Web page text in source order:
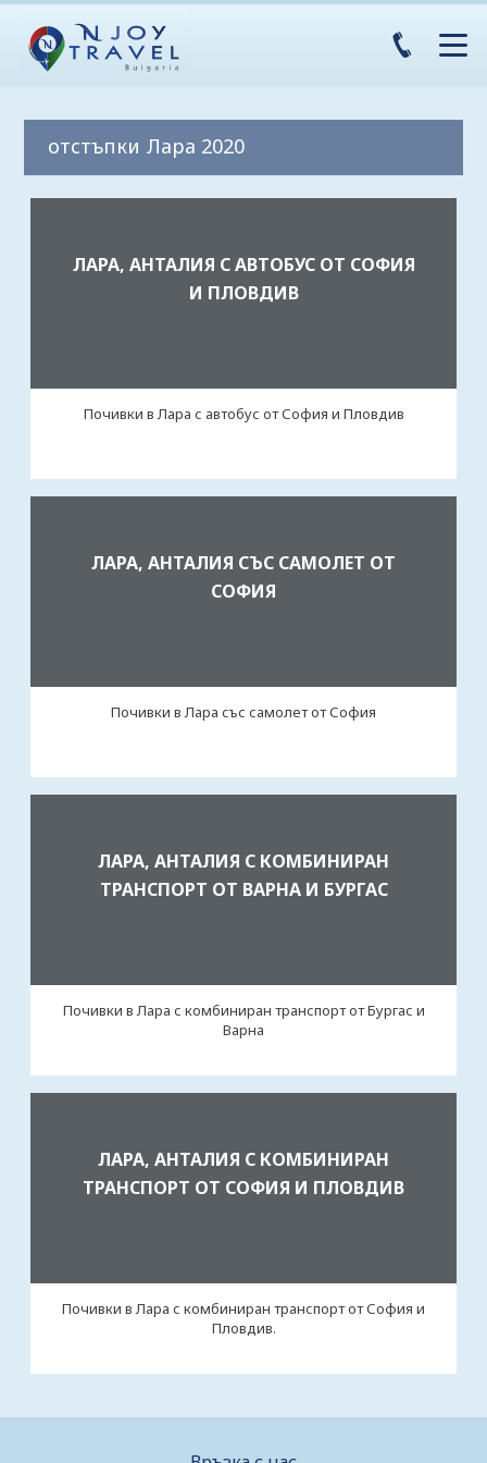
отстъпки Лара 2020
ЛАРА, АНТАЛИЯ С АВТОБУС ОТ СОФИЯ
И ПЛОВДИВ
Почивки в Лара с автобус от София и Пловдив
ЛАРА, АНТАЛИЯ СЪС САМОЛЕТ ОТ
СОФИЯ
Почивки в Лара със самолет от София
ЛАРА, АНТАЛИЯ С КОМБИНИРАН
ТРАНСПОРТ ОТ ВАРНА И БУРГАС
Почивки в Лара с комбиниран транспорт от Бургас и
Варна
ЛАРА, АНТАЛИЯ С КОМБИНИРАН
ТРАНСПОРТ ОТ СОФИЯ И ПЛОВДИВ
Почивки в Лара с комбиниран транспорт от София и
Пловдив.